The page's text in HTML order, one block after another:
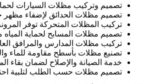
تصميم وتركيب مظلات السيارات
تصميم مظلات الحدائق لإضفاء مظهر
تركيب المظلات المتحركة توفر
تصميم مظلات المسابح لحماية
تركيب مظلات المدارس والمرافق
تصنيع مظلات بأسطح مقاومة للماء
خدمة الصيانة والإصلاح لضمان بقاء
تصميم مظلات حسب الطلب لتلبية